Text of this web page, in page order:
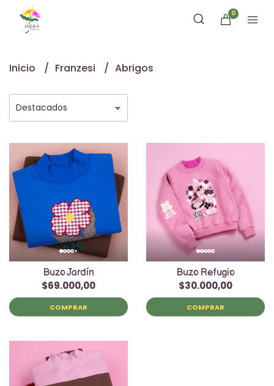
0
Inicio Franzesi Abrigos
Buzo Jardín
$69.000,00
COMPRAR
Buzo Refugio
$30.000,00
COMPRAR